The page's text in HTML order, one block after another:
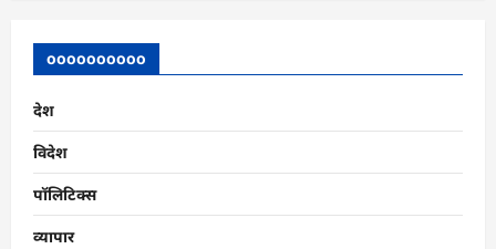
oooooooooo
देश
विदेश
पॉलिटिक्स
व्यापार